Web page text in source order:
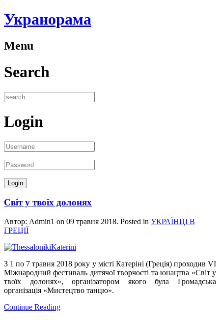
Укранорама
Menu
Search
Login
Світ у твоїх долонях
Автор: Admin1 on 09 травня 2018. Posted in УКРАЇНЦІ В
ГРЕЦІЇ
З 1 по 7 травня 2018 року у місті Катеріні (Греція) проходив VI
Міжнародний фестиваль дитячої творчості та юнацтва «Світ у
твоїх долонях», організатором якого була Громадська
організація «Мистецтво танцю».
Continue Reading